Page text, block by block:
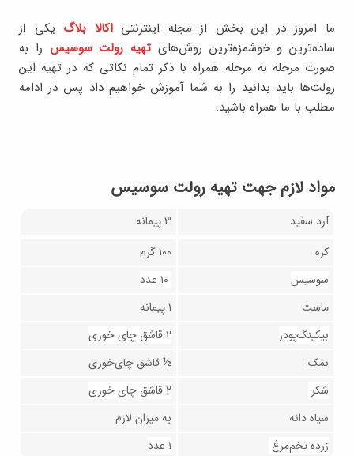
ما امروز در این بخش از مجله اینترنتیاکالا بلاگ یکی از
ساده‌ترین و خوشمزه‌ترین روش‌های تهیه رولت سوسیس را به
صورت مرحله به مرحله همراه با ذکر تمام نکاتی که در تهیه این
رولت‌ها باید بدانید را به شما آموزش خواهیم داد پس در ادامه
مطلب با ما همراه باشید.
مواد لازم جهت تهیه رولت سوسیس
آرد سفید
۳ پیمانه
کره
۱۰۰ گرم
سوسیس
ماست
۱ پیمانه
بیکینگ‌پودر
۲ قاشق چای خوری
نمک
½ قاشق چای‌خوری
شکر
۲ قاشق چای خوری
سیاه دانه
به میزان لازم
زرده تخم‌مرغ
۱ عدد